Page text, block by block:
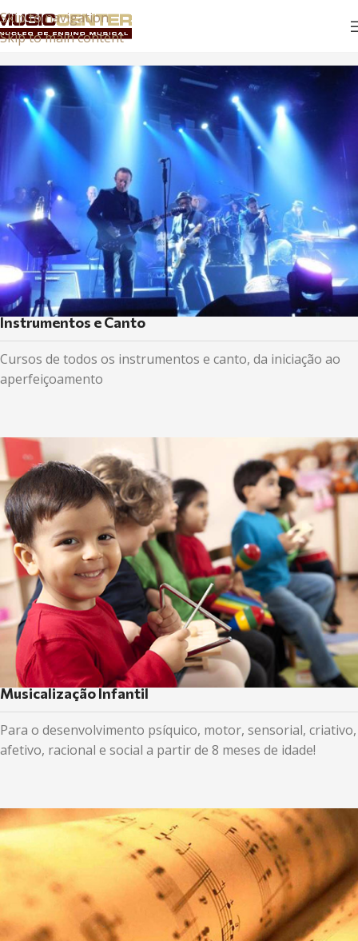
Skip to navigation
Skip to main content
Instrumentos e Canto
Cursos de todos os instrumentos e canto, da iniciação ao
aperfeiçoamento
Musicalização Infantil
Para o desenvolvimento psíquico, motor, sensorial, criativo,
afetivo, racional e social a partir de 8 meses de idade!